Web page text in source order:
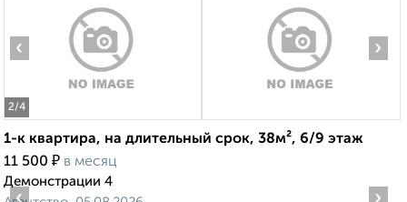
2/4
‹ ›
1-к квартира, на длительный срок, 38м², 6/9 этаж
11 500 ₽ в месяц
Демонстрации 4